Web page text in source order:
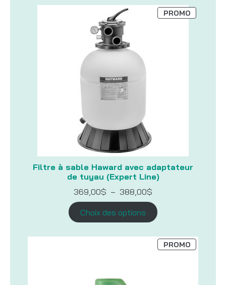
Filtre à sable Haward avec adaptateur
de tuyau (Expert Line)
PROMOPRODUIT
EN
369,00$ – 388,00$
prix :
369,00$
à
Choix des options
PROMOPRODUIT
EN